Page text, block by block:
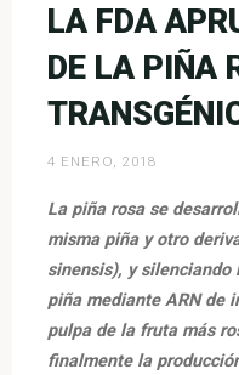
LA FDA
DE LA PIÑA
4 ENERO, 2018
La piña rosa se
misma piña y otro
sinensis), y silenciando
piña mediante ARN de
pulpa de la fruta más
finalmente la